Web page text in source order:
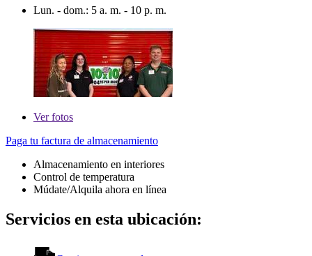
Lun. - dom.: 5 a. m. - 10 p. m.
Verfotos
Paga tu factura de almacenamiento
Almacenamiento en interiores
Control de temperatura
Múdate/Alquila ahora en línea
Servicios en esta ubicación: